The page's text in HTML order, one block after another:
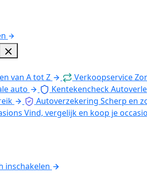
van A tot Z Verkoopservice
auto Kentekencheck
Autoverzekering Scherp en
Vind, vergelijk en koop je
inschakelen